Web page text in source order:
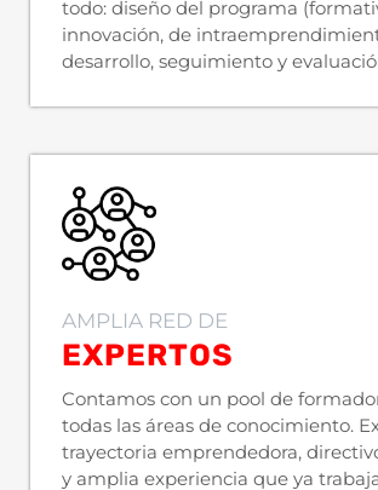
todo: diseño del programa
innovación, de
desarrollo, seguimiento y
AMPLIA RED DE
EXPERTOS
Contamos con un pool de
todas las áreas de conocimiento.
trayectoria emprendedora,
y amplia experiencia que ya